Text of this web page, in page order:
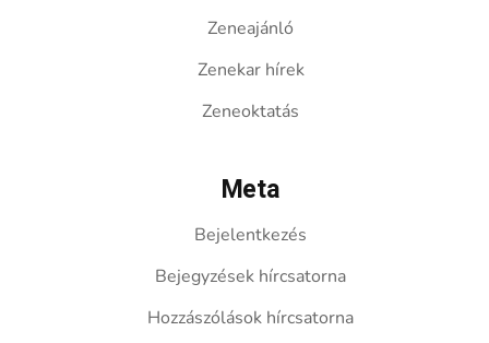
Zeneajánló
Zenekar hírek
Zeneoktatás
Meta
Bejelentkezés
Bejegyzések hírcsatorna
Hozzászólások hírcsatorna